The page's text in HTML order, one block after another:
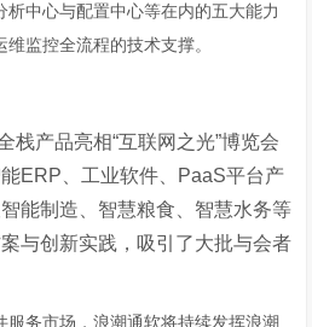
中心与配置中心等在内的五大能力
监控全流程的技术支撑。
产品亮相“互联网之光”博览会
ERP、工业软件、PaaS平台产
能制造、智慧粮食、智慧水务等
与创新实践，吸引了大批与会者
服务市场，浪潮通软将持续发挥浪潮